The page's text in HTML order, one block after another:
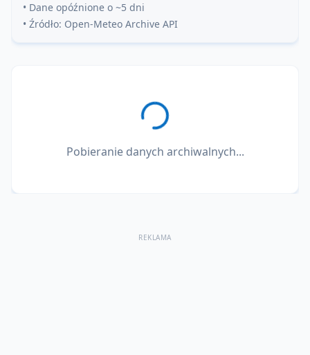
• Dane opóźnione o ~5 dni
• Źródło: Open-Meteo Archive API
Pobieranie danych archiwalnych...
REKLAMA